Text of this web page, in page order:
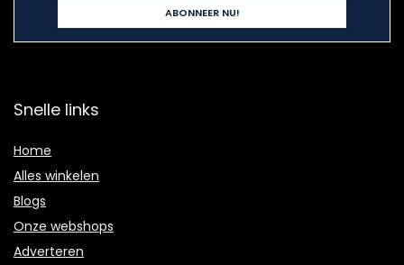
Snelle links
Home
Alles winkelen
Blogs
Onze webshops
Adverteren